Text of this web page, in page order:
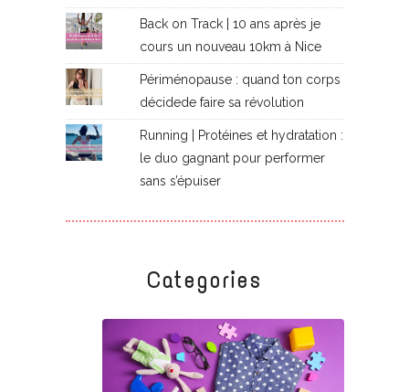
Back on Track | 10 ans après je
cours un nouveau 10km à Nice
Périménopause : quand ton corps
décidede faire sa révolution
Running | Protéines et hydratation :
le duo gagnant pour performer
sans s’épuiser
Categories